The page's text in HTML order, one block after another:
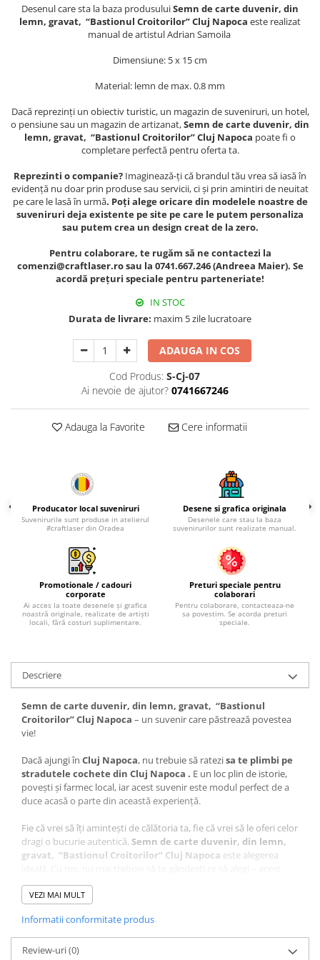
Muzeul National de Istorie a
Romaniei
Muzeul Unirii Iasi
Orase si zone istorice
Cluj Napoca
Colonada Imperiala, Buzias
Maramures
Oradea
Sibiu
Palate si Curti Domnesti
Curtea Domneasca, Targoviste
Palatul Alexandru Ioan Cuza,
Palatul Culturii Iasi
Sacose bumbac
Suport pahare suvenir
Suport pahare suvenir din lemn
Tablouri acuarela
Tablouri gravate
Tablouri metalice
Colectia "Belle Epoque"
Colectia "Visit Romania"
Colectia medievala
Colectia Vintage
Desenul care sta la baza produsuluiSemn de carte duvenir, din
lemn, gravat, “Bastionul Croitorilor” Cluj Napoca este realizat
manual de artistul Adrian Samoila
Dimensiune: 5 x 15 cm
Material: lemn de max. 0.8 mm
Dacă reprezinți un obiectiv turistic, un magazin de suveniruri, un hotel,
o pensiune sau un magazin de artizanat,Semn de carte duvenir, din
lemn, gravat, “Bastionul Croitorilor” Cluj Napoca poate fi o
completare perfectă pentru oferta ta.
Reprezinti o companie? Imaginează-ți că brandul tău vrea să iasă în
evidență nu doar prin produse sau servicii, ci și prin amintiri de neuitat
pe care le lasă în urmă. Poți alege oricare din modelele noastre de
suveniruri deja existente pe site pe care le putem personaliza
sau putem crea un design creat de la zero.
Pentru colaborare, te rugăm să ne contactezi la
comenzi@craftlaser.ro sau la 0741.667.246 (Andreea Maier). Se
acordă prețuri speciale pentru parteneriate!
IN STOC
Durata de livrare: maxim 5 zile lucratoare
ADAUGA IN COS
Cod Produs: S-Cj-07
Ai nevoie de ajutor? 0741667246
Adauga la Favorite Cere informatii
Producator local suveniruri
Suvenirurile sunt produse in atelierul
#craftlaser din Oradea
Desene si grafica originala
Desenele care stau la baza
suvenirurilor sunt realizate manual.
Promotionale / cadouri
corporate
Ai acces la toate desenele și grafica
noastră originale, realizate de artiști
locali, fără costuri suplimentare.
Preturi speciale pentru
colaborari
Pentru colaborare, contacteaza-ne
sa povestim. Se acorda preturi
speciale.
Descriere
Semn de carte duvenir, din lemn, gravat, “Bastionul
Croitorilor” Cluj Napoca – un suvenir care păstrează povestea
vie!
Dacă ajungi în Cluj Napoca, nu trebuie să ratezisa te plimbi pe
stradutele cochete din Cluj Napoca . E un loc plin de istorie,
povești și farmec local, iar acest suvenir este modul perfect de a
duce acasă o parte din această experiență.
Fie că vrei să îți amintești de călătoria ta, fie că vrei să le oferi celor
dragi o bucurie autentică, Semn de carte duvenir, din lemn,
gravat, “Bastionul Croitorilor” Cluj Napoca este alegerea
Design autentic: Realizat cu măiestrie în atelierul Craftlaser
din Oradea, fiecare produs este lucrat cu grijă pentru a păstra
autenticitatea locului.
VEZI MAI MULT
Informatii conformitate produs
Review-uri(0)